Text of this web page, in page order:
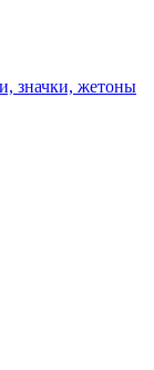
значки, жетоны